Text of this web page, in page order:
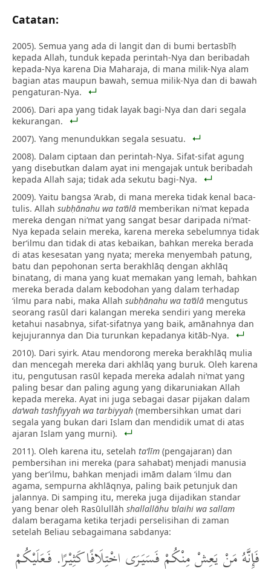
Catatan:
2005). Semua yang ada di langit dan di bumi bertasbīḥ
kepada Allah, tunduk kepada perintah-Nya dan beribadah
kepada-Nya karena Dia Maharaja, di mana milik-Nya alam
bagian atas maupun bawah, semua milik-Nya dan di bawah
pengaturan-Nya.
2006). Dari apa yang tidak layak bagi-Nya dan dari segala
kekurangan.
2007). Yang menundukkan segala sesuatu.
2008). Dalam ciptaan dan perintah-Nya. Sifat-sifat agung
yang disebutkan dalam ayat ini mengajak untuk beribadah
kepada Allah saja; tidak ada sekutu bagi-Nya.
2009). Yaitu bangsa ‘Arab, di mana mereka tidak kenal baca-
tulis. Allah subḥānahu wa ta‘ālā memberikan ni‘mat kepada
mereka dengan ni‘mat yang sangat besar daripada ni‘mat-
Nya kepada selain mereka, karena mereka sebelumnya tidak
ber‘ilmu dan tidak di atas kebaikan, bahkan mereka berada
di atas kesesatan yang nyata; mereka menyembah patung,
batu dan pepohonan serta berakhlāq dengan akhlāq
binatang, di mana yang kuat memakan yang lemah, bahkan
mereka berada dalam kebodohan yang dalam terhadap
‘ilmu para nabi, maka Allah subḥānahu wa ta‘ālā mengutus
seorang rasūl dari kalangan mereka sendiri yang mereka
ketahui nasabnya, sifat-sifatnya yang baik, amānahnya dan
kejujurannya dan Dia turunkan kepadanya kitāb-Nya.
2010). Dari syirk. Atau mendorong mereka berakhlāq mulia
dan mencegah mereka dari akhlāq yang buruk. Oleh karena
itu, pengutusan rasūl kepada mereka adalah ni‘mat yang
paling besar dan paling agung yang dikaruniakan Allah
kepada mereka. Ayat ini juga sebagai dasar pijakan dalam
da‘wah tashfiyyah wa tarbiyyah (membersihkan umat dari
segala yang bukan dari Islam dan mendidik umat di atas
ajaran Islam yang murni).
2011). Oleh karena itu, setelah ta‘līm (pengajaran) dan
pembersihan ini mereka (para sahabat) menjadi manusia
yang ber‘ilmu, bahkan menjadi imām dalam ‘ilmu dan
agama, sempurna akhlāqnya, paling baik petunjuk dan
jalannya. Di samping itu, mereka juga dijadikan standar
yang benar oleh Rasūlullāh shallallāhu ‘alaihi wa sallam
dalam beragama ketika terjadi perselisihan di zaman
setelah Beliau sebagaimana sabdanya:
فَإِنَّهُ مَنْ يَعِشْ مِنْكُمْ فَسَيَرَى اخْتِلَافًا كَثِيْرًا. فَعَلَيْكُمْ